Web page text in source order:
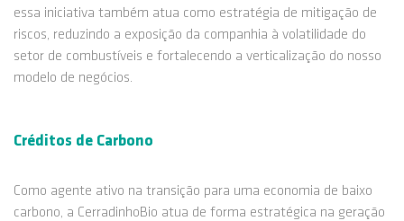
essa iniciativa também atua como estratégia de mitigação de
riscos, reduzindo a exposição da companhia à volatilidade do
setor de combustíveis e fortalecendo a verticalização do nosso
modelo de negócios.
Créditos de Carbono
Como agente ativo na transição para uma economia de baixo
carbono, a CerradinhoBio atua de forma estratégica na geração